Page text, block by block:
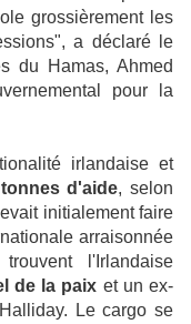
grossièrement les
a déclaré le
du Hamas, Ahmed
pour la
irlandaise et
d'aide, selon
initialement faire
arraisonnée
l'Irlandaise
de la paix et un ex-
Le cargo se